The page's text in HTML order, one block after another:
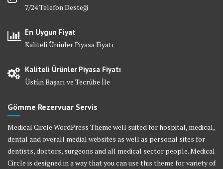
7/24 Telefon Desteği
En Uygun Fiyat
Kaliteli Ürünler Piyasa Fiyatı
Kaliteli Ürünler Piyasa Fiyatı
Üstün Başarı ve Tecrübe İle
Gömme Rezervuar Servis
Medical Circle WordPress Theme well suited for hospital, medical,
dental and overall medial websites as well as personal sites for
dentists, doctors, surgeons and all medical sector people. Medical
Circle is designed in a way that you can use this theme for variety of